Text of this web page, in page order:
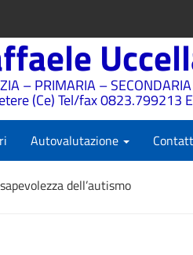
– PRIMARIA –
(Ce) Tel/fax
Autovalutazione
dell’autismo